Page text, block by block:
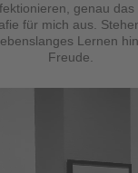
genau
für mich aus.
Lernen
Freude.